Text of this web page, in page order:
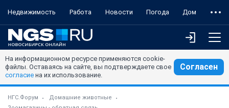
Недвижимость Работа Новости Погода Дом
На информационном ресурсе применяются cookie-
файлы. Оставаясь на сайте, вы подтверждаете свое
согласие на их использование.
Согласен
НГС.Форум
Домашние животные